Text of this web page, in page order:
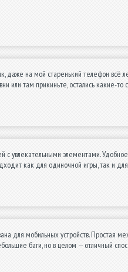
на мой старенький телефон всё
или там прикиньте, остались какие-то
с увлекательными элементами.
как для одиночной игры, так и
для мобильных устройств. Простая
баги, но в целом — отличный